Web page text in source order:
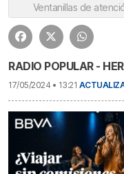
Ventanillas de
RADIO POPULAR -
17/05/2024 • 13:21